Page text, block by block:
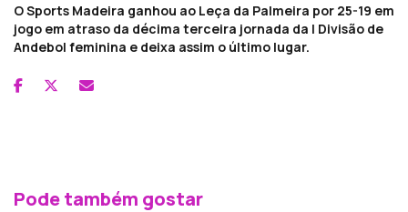
O Sports Madeira ganhou ao Leça da Palmeira por 25-19 em
jogo em atraso da décima terceira jornada da I Divisão de
Andebol feminina e deixa assim o último lugar.
Pode também gostar